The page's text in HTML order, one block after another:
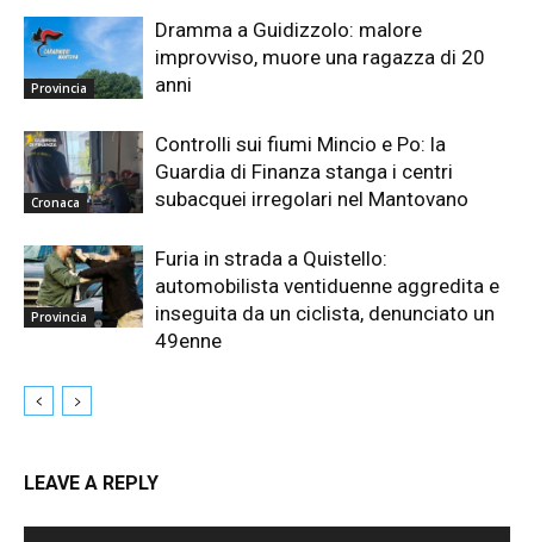
Provincia
Dramma a Guidizzolo: malore
improvviso, muore una ragazza di 20
anni
Cronaca
Controlli sui fiumi Mincio e Po: la
Guardia di Finanza stanga i centri
subacquei irregolari nel Mantovano
Provincia
Furia in strada a Quistello:
automobilista ventiduenne aggredita e
inseguita da un ciclista, denunciato un
49enne
LEAVE A REPLY